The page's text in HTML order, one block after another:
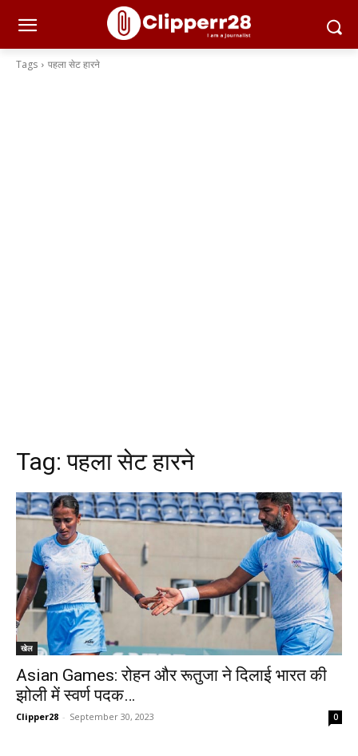
Tags पहला सेट हारने
Tag:पहला सेट हारने
खेल
Asian Games: रोहन और रूतुजा ने दिलाई भारत की
झोली में स्वर्ण पदक…
Clipper28 - September 30, 2023 0